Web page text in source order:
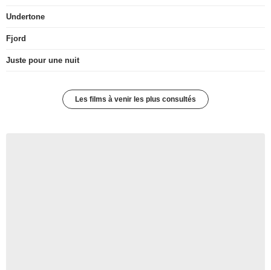
Undertone
Fjord
Juste pour une nuit
Les films à venir les plus consultés